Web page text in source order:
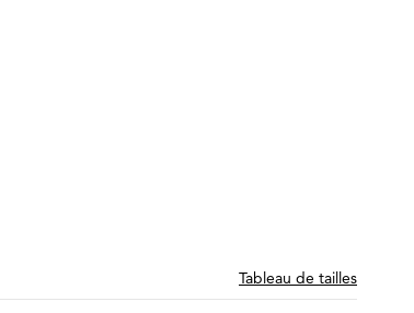
Tableau de tailles